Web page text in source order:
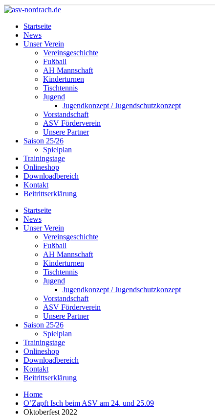
Startseite
News
Unser Verein
Vereinsgeschichte
Fußball
AH Mannschaft
Kinderturnen
Tischtennis
Jugend
Jugendkonzept / Jugendschutzkonzept
Vorstandschaft
ASV Förderverein
Unsere Partner
Saison 25/26
Spielplan
Trainingstage
Onlineshop
Downloadbereich
Kontakt
Beitrittserklärung
Startseite
News
Unser Verein
Vereinsgeschichte
Fußball
AH Mannschaft
Kinderturnen
Tischtennis
Jugend
Jugendkonzept / Jugendschutzkonzept
Vorstandschaft
ASV Förderverein
Unsere Partner
Saison 25/26
Spielplan
Trainingstage
Onlineshop
Downloadbereich
Kontakt
Beitrittserklärung
Home
O’Zapft Isch beim ASV am 24. und 25.09
Oktoberfest 2022